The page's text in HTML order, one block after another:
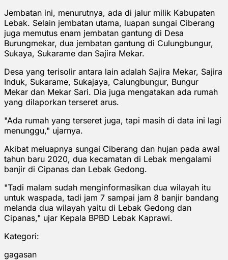
Jembatan ini, menurutnya, ada di jalur milik Kabupaten
Lebak. Selain jembatan utama, luapan sungai Ciberang
juga memutus enam jembatan gantung di Desa
Burungmekar, dua jembatan gantung di Culungbungur,
Sukaya, Sukarame dan Sajira Mekar.
Desa yang terisolir antara lain adalah Sajira Mekar, Sajira
Induk, Sukarame, Sukajaya, Calungbungur, Bungur
Mekar dan Mekar Sari. Dia juga mengatakan ada rumah
yang dilaporkan terseret arus.
"Ada rumah yang terseret juga, tapi masih di data ini lagi
menunggu," ujarnya.
Akibat meluapnya sungai Ciberang dan hujan pada awal
tahun baru 2020, dua kecamatan di Lebak mengalami
banjir di Cipanas dan Lebak Gedong.
"Tadi malam sudah menginformasikan dua wilayah itu
untuk waspada, tadi jam 7 sampai jam 8 banjir bandang
melanda dua wilayah yaitu di Lebak Gedong dan
Cipanas," ujar Kepala BPBD Lebak Kaprawi.
Kategori:
gagasan